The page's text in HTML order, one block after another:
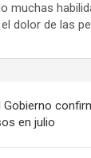
muchas
dolor de las
Gobierno
en julio